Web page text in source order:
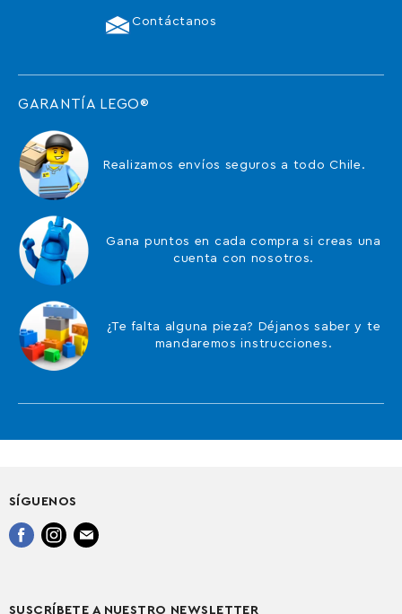
Contáctanos
GARANTÍA LEGO®
Realizamos envíos seguros a todo Chile.
Gana puntos en cada compra si creas una
cuenta con nosotros.
¿Te falta alguna pieza? Déjanos saber y te
mandaremos instrucciones.
SÍGUENOS
Encuéntrenos
Encuéntrenos
Encuéntrenos
SUSCRÍBETE A NUESTRO NEWSLETTER